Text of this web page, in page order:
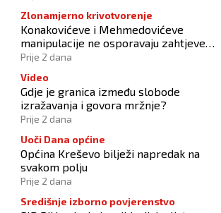
Zlonamjerno krivotvorenje
Konakovićeve i Mehmedovićeve
manipulacije ne osporavaju zahtjeve
Hrvata
Prije 2 dana
Video
Gdje je granica između slobode
izražavanja i govora mržnje?
Prije 2 dana
Uoči Dana općine
Općina Kreševo bilježi napredak na
svakom polju
Prije 2 dana
Središnje izborno povjerenstvo